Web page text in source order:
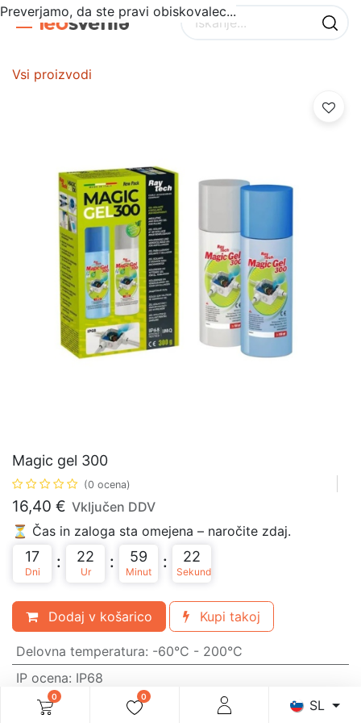
0 0
SL
Vsi proizvodi
Magic gel 300
(0 ocena)
16,40 € Vključen DDV
⏳ Čas in zaloga sta omejena – naročite zdaj.
17
Dni
: 22
Ur
: 59
Minut
: 22
Sekund
Dodaj v košarico Kupi takoj
Delovna temperatura: -60°C - 200°C
IP ocena: IP68
Preverjamo, da ste pravi obiskovalec...